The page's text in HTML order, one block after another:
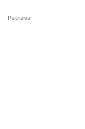
Реклама